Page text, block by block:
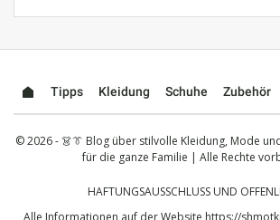
Tipps Kleidung Schuhe Zubehör
© 2026 - 👗👔 Blog über stilvolle Kleidung, Mode
für die ganze Familie | Alle Rechte
HAFTUNGSAUSSCHLUSS UND
Alle Informationen auf der Website https://